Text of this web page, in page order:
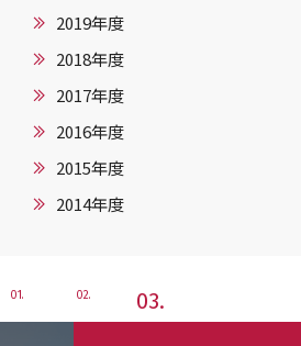
2019年度
2018年度
2017年度
2016年度
2015年度
2014年度
1 2 3